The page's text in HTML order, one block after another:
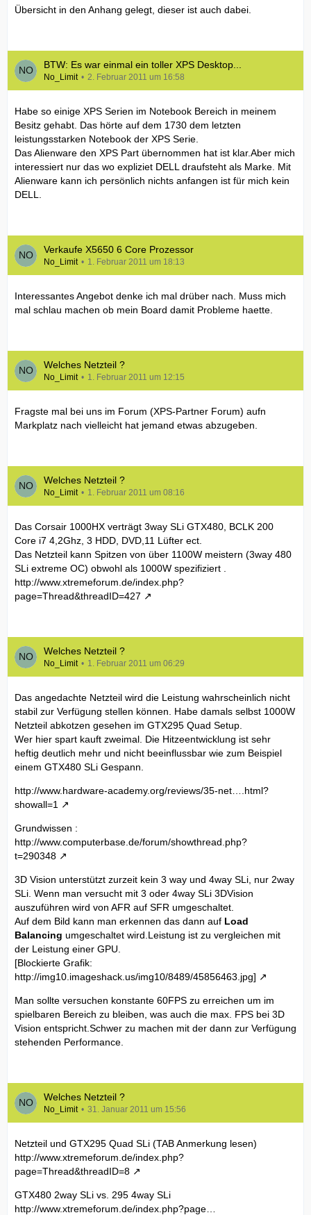
Übersicht in den Anhang gelegt, dieser ist auch dabei.
BTW: Es war einmal ein toller XPS Desktop...
No_Limit 2. Februar 2011 um 16:58
Habe so einige XPS Serien im Notebook Bereich in meinem
Besitz gehabt. Das hörte auf dem 1730 dem letzten
leistungsstarken Notebook der XPS Serie.
Das Alienware den XPS Part übernommen hat ist klar.Aber mich
interessiert nur das wo expliziet DELL draufsteht als Marke. Mit
Alienware kann ich persönlich nichts anfangen ist für mich kein
DELL.
Verkaufe X5650 6 Core Prozessor
No_Limit 1. Februar 2011 um 18:13
Interessantes Angebot denke ich mal drüber nach. Muss mich
mal schlau machen ob mein Board damit Probleme haette.
Welches Netzteil ?
No_Limit 1. Februar 2011 um 12:15
Fragste mal bei uns im Forum (XPS-Partner Forum) aufn
Markplatz nach vielleicht hat jemand etwas abzugeben.
Welches Netzteil ?
No_Limit 1. Februar 2011 um 08:16
Das Corsair 1000HX verträgt 3way SLi GTX480, BCLK 200
Core i7 4,2Ghz, 3 HDD, DVD,11 Lüfter ect.
Das Netzteil kann Spitzen von über 1100W meistern (3way 480
SLi extreme OC) obwohl als 1000W spezifiziert .
http://www.xtremeforum.de/index.php?
page=Thread&threadID=427
Welches Netzteil ?
No_Limit 1. Februar 2011 um 06:29
Das angedachte Netzteil wird die Leistung wahrscheinlich nicht
stabil zur Verfügung stellen können. Habe damals selbst 1000W
Netzteil abkotzen gesehen im GTX295 Quad Setup.
Wer hier spart kauft zweimal. Die Hitzeentwicklung ist sehr
heftig deutlich mehr und nicht beeinflussbar wie zum Beispiel
einem GTX480 SLi Gespann.
http://www.hardware-academy.org/reviews/35-net….html?
showall=1
Grundwissen :
http://www.computerbase.de/forum/showthread.php?
t=290348
3D Vision unterstützt zurzeit kein 3 way und 4way SLi, nur 2way
SLi. Wenn man versucht mit 3 oder 4way SLi 3DVision
auszuführen wird von AFR auf SFR umgeschaltet.
Auf dem Bild kann man erkennen das dann auf Load
Balancing umgeschaltet wird.Leistung ist zu vergleichen mit
der Leistung einer GPU.
[Blockierte Grafik:
http://img10.imageshack.us/img10/8489/45856463.jpg]
Man sollte versuchen konstante 60FPS zu erreichen um im
spielbaren Bereich zu bleiben, was auch die max. FPS bei 3D
Vision entspricht.Schwer zu machen mit der dann zur Verfügung
stehenden Performance.
Welches Netzteil ?
No_Limit 31. Januar 2011 um 15:56
Netzteil und GTX295 Quad SLi (TAB Anmerkung lesen)
http://www.xtremeforum.de/index.php?
page=Thread&threadID=8
GTX480 2way SLi vs. 295 4way SLi
http://www.xtremeforum.de/index.php?page…